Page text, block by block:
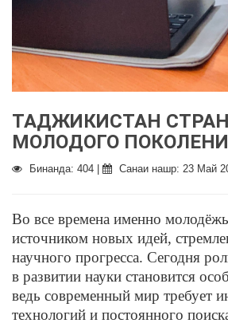
ТАДЖИКИСТАН
МОЛОДОГО
Бинанда: 404 | Санаи нашр: 23 Май
Во все времена именно
источником новых идей,
научного прогресса. Сегодня
в развитии науки становится
ведь современный мир требует
технологий и постоянного